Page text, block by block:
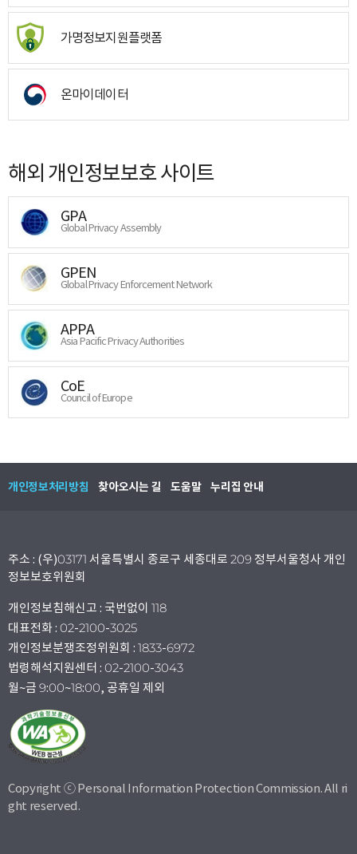
가명정보지원플랫폼
온마이데이터
해외 개인정보보호 사이트
GPA
Global Privacy Assembly
GPEN
Global Privacy Enforcement Network
APPA
Asia Pacific Privacy Authorities
CoE
Council of Europe
개인정보처리방침 찾아오시는 길 도움말 누리집 안내
주소 : (우)03171 서울특별시 종로구 세종대로 209 정부서울청사 개인
정보보호위원회
개인정보침해신고 : 국번없이 118
대표전화 : 02-2100-3025
개인정보분쟁조정위원회 : 1833-6972
법령해석지원센터 : 02-2100-3043
월~금 9:00~18:00, 공휴일 제외
Copyright ⓒ Personal Information Protection Commission. All ri
ght reserved.